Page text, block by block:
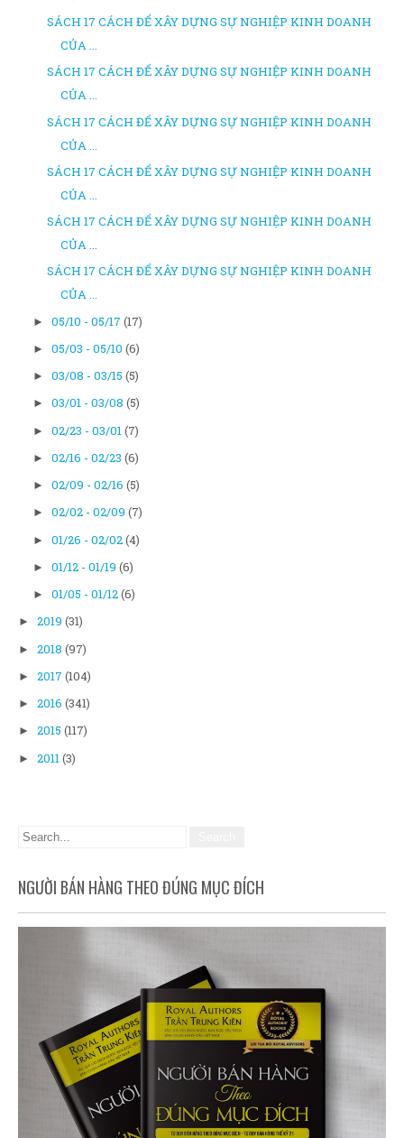
SÁCH 17 CÁCH ĐỂ XÂY DỰNG SỰ NGHIỆP KINH DOANH
CỦA ...
SÁCH 17 CÁCH ĐỂ XÂY DỰNG SỰ NGHIỆP KINH DOANH
CỦA ...
SÁCH 17 CÁCH ĐỂ XÂY DỰNG SỰ NGHIỆP KINH DOANH
CỦA ...
SÁCH 17 CÁCH ĐỂ XÂY DỰNG SỰ NGHIỆP KINH DOANH
CỦA ...
SÁCH 17 CÁCH ĐỂ XÂY DỰNG SỰ NGHIỆP KINH DOANH
CỦA ...
SÁCH 17 CÁCH ĐỂ XÂY DỰNG SỰ NGHIỆP KINH DOANH
CỦA ...
► 05/10 - 05/17 (17)
► 05/03 - 05/10 (6)
► 03/08 - 03/15 (5)
► 03/01 - 03/08 (5)
► 02/23 - 03/01 (7)
► 02/16 - 02/23 (6)
► 02/09 - 02/16 (5)
► 02/02 - 02/09 (7)
► 01/26 - 02/02(4)
► 01/12 - 01/19 (6)
► 01/05 - 01/12(6)
► 2019 (31)
► 2018 (97)
► 2017 (104)
► 2016 (341)
► 2015 (117)
► 2011 (3)
NGƯỜI BÁN HÀNG THEO ĐÚNG MỤC ĐÍCH